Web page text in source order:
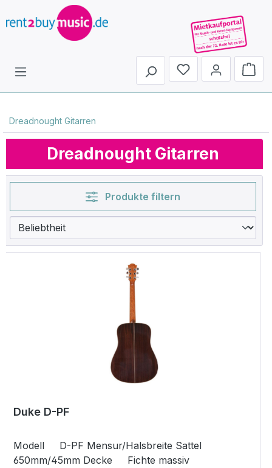
Du hast 0 Produkte
Dreadnought Gitarren
Dreadnought Gitarren
Produkte filtern
Duke D-PF
Modell D-PF Mensur/Halsbreite Sattel
650mm/45mm Decke Fichte massiv